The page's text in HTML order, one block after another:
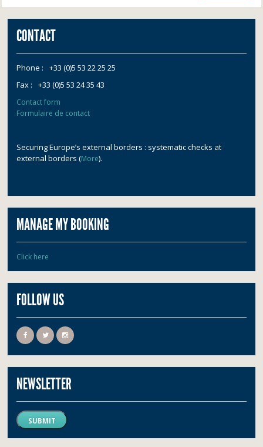
CONTACT
Phone :
+33 (0)5 53 22 25 25
Fax :
+33 (0)5 53 24 35 43
Contact form
Formulaire de contact
Securing Europe’s external borders : systematic checks at
external borders (More).
MANAGE MY BOOKING
Click here
FOLLOW US
NEWSLETTER
SUBMIT